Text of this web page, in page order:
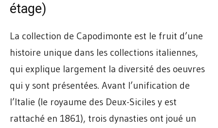
étage)
La collection de Capodimonte est le fruit d’une
histoire unique dans les collections italiennes,
qui explique largement la diversité des oeuvres
qui y sont présentées. Avant l’unification de
l’Italie (le royaume des Deux-Siciles y est
rattaché en 1861), trois dynasties ont joué un